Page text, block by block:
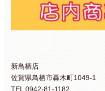
新鳥栖店
佐賀県鳥栖市轟木町1049-1
TEL 0942-81-1182